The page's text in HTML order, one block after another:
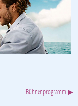
Bühnenprogramm ▶